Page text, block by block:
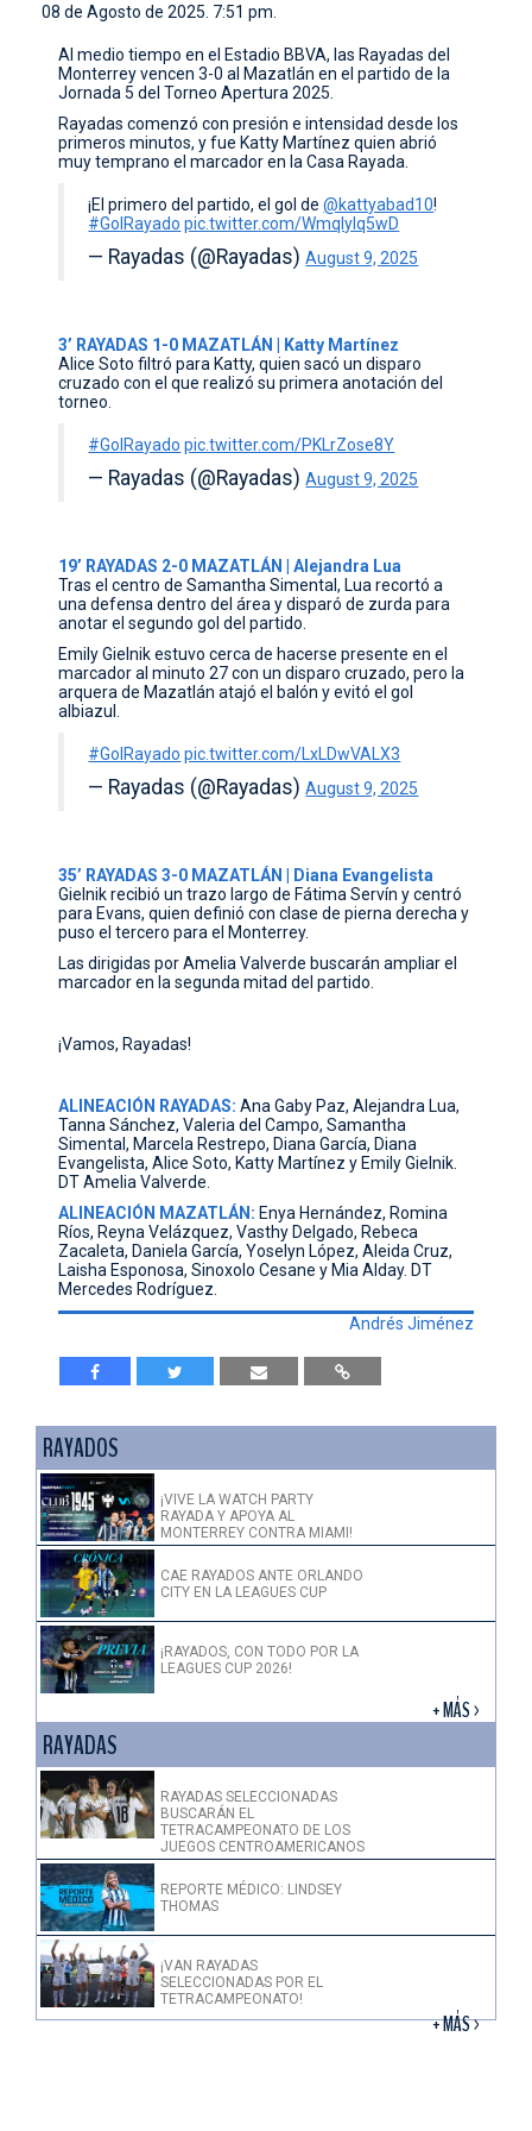
08 de Agosto de 2025. 7:51 pm.
Al medio tiempo en el Estadio BBVA, las Rayadas del
Monterrey vencen 3-0 al Mazatlán en el partido de la
Jornada 5 del Torneo Apertura 2025.
Rayadas comenzó con presión e intensidad desde los
primeros minutos, y fue Katty Martínez quien abrió
muy temprano el marcador en la Casa Rayada.
¡El primero del partido, el gol de@kattyabad10!
#GolRayado pic.twitter.com/Wmqlylq5wD
— Rayadas (@Rayadas)August 9, 2025
3’ RAYADAS 1-0 MAZATLÁN | Katty Martínez
Alice Soto filtró para Katty, quien sacó un disparo
cruzado con el que realizó su primera anotación del
torneo.
#GolRayado pic.twitter.com/PKLrZose8Y
— Rayadas (@Rayadas)August 9, 2025
19’ RAYADAS 2-0 MAZATLÁN | Alejandra Lua
Tras el centro de Samantha Simental, Lua recortó a
una defensa dentro del área y disparó de zurda para
anotar el segundo gol del partido.
Emily Gielnik estuvo cerca de hacerse presente en el
marcador al minuto 27 con un disparo cruzado, pero la
arquera de Mazatlán atajó el balón y evitó el gol
albiazul.
#GolRayado pic.twitter.com/LxLDwVALX3
— Rayadas (@Rayadas)August 9, 2025
35’ RAYADAS 3-0 MAZATLÁN | Diana Evangelista
Gielnik recibió un trazo largo de Fátima Servín y centró
para Evans, quien definió con clase de pierna derecha y
puso el tercero para el Monterrey.
Las dirigidas por Amelia Valverde buscarán ampliar el
marcador en la segunda mitad del partido.
¡Vamos, Rayadas!
ALINEACIÓN RAYADAS: Ana Gaby Paz, Alejandra Lua,
Tanna Sánchez, Valeria del Campo, Samantha
Simental, Marcela Restrepo, Diana García, Diana
Evangelista, Alice Soto, Katty Martínez y Emily Gielnik.
DT Amelia Valverde.
ALINEACIÓN MAZATLÁN: Enya Hernández, Romina
Ríos, Reyna Velázquez, Vasthy Delgado, Rebeca
Zacaleta, Daniela García, Yoselyn López, Aleida Cruz,
Laisha Esponosa, Sinoxolo Cesane y Mia Alday. DT
Mercedes Rodríguez.
Andrés Jiménez
RAYADOS
¡VIVE LA WATCH PARTY
RAYADA Y APOYA AL
MONTERREY CONTRA MIAMI!
CAE RAYADOS ANTE ORLANDO
CITY EN LA LEAGUES CUP
¡RAYADOS, CON TODO POR LA
LEAGUES CUP 2026!
+ MÁS >
RAYADAS
RAYADAS SELECCIONADAS
BUSCARÁN EL
TETRACAMPEONATO DE LOS
JUEGOS CENTROAMERICANOS
REPORTE MÉDICO: LINDSEY
THOMAS
¡VAN RAYADAS
SELECCIONADAS POR EL
TETRACAMPEONATO!
+ MÁS >